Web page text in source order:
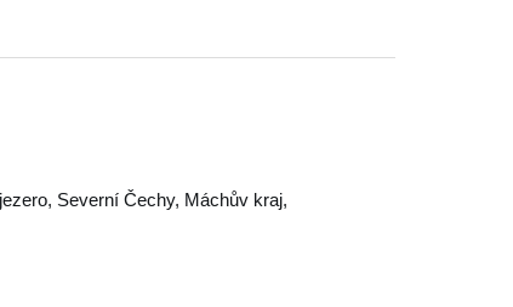
, Severní Čechy, Máchův kraj,